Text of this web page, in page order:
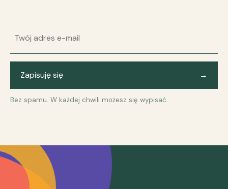
Zapisuję się →
Bez spamu. W każdej chwili możesz się wypisać.